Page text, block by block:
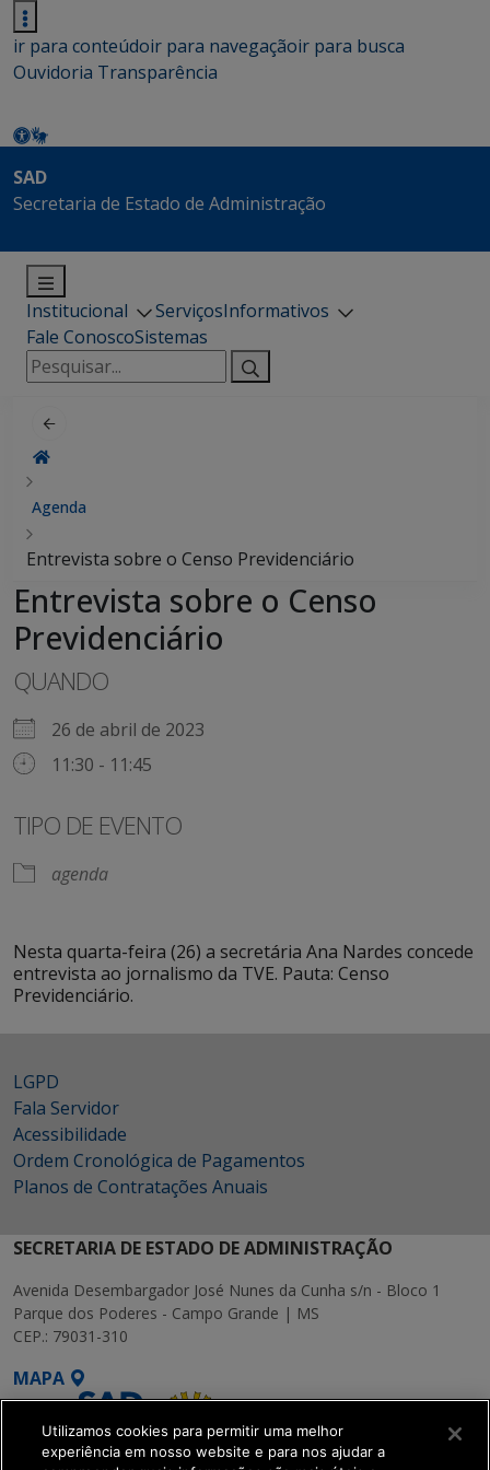
ir para conteúdoir para navegaçãoir para busca
Ouvidoria Transparência
SAD
Secretaria de Estado de Administração
Institucional ServiçosInformativos
Fale ConoscoSistemas
Pesquisar
por:
Agenda
Entrevista sobre o Censo Previdenciário
Entrevista sobre o Censo
Previdenciário
QUANDO
26 de abril de 2023
11:30 - 11:45
TIPO DE EVENTO
agenda
Nesta quarta-feira (26) a secretária Ana Nardes concede
entrevista ao jornalismo da TVE. Pauta: Censo
Previdenciário.
LGPD
Fala Servidor
Acessibilidade
Ordem Cronológica de Pagamentos
Planos de Contratações Anuais
SECRETARIA DE ESTADO DE ADMINISTRAÇÃO
Avenida Desembargador José Nunes da Cunha s/n - Bloco 1
Parque dos Poderes - Campo Grande | MS
CEP.: 79031-310
MAPA
Utilizamos cookies para permitir uma melhor
experiência em nosso website e para nos ajudar a